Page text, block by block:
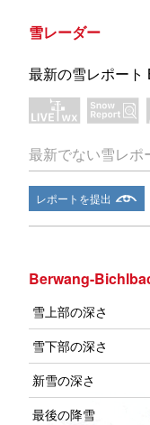
雪レーダー
最新の雪レポー
最新でない雪レポ
レポートを提出
Berwang-
雪上部の深さ
雪下部の深さ
新雪の深さ
最後の降雪